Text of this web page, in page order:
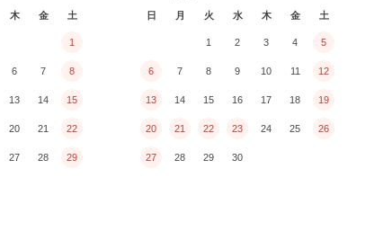
木 金 土
1
6 7 8
13 14 15
20 21 22
27 28 29
日 月 火 水 木 金 土
1 2 3 4 5
6 7 8 9 10 11 12
13 14 15 16 17 18 19
20 21 22 23 24 25 26
27 28 29 30